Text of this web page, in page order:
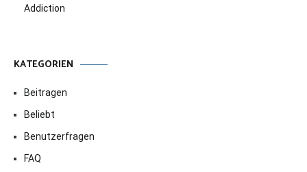
Addiction
KATEGORIEN
Beitragen
Beliebt
Benutzerfragen
FAQ